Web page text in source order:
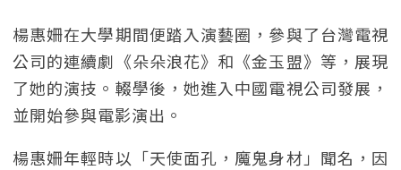
楊惠姍在大學期間便踏入演藝圈，參與了台灣電視
公司的連續劇《朵朵浪花》和《金玉盟》等，展現
了她的演技。輟學後，她進入中國電視公司發展，
並開始參與電影演出。
楊惠姍年輕時以「天使面孔，魔鬼身材」聞名，因